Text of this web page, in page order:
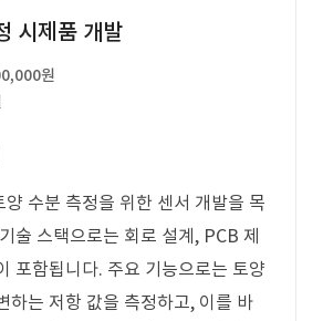
시제품 개발
원
양 수분 측정을 위한 센서 개발을 목
술 스택으로는 회로 설계, PCB 제
포함됩니다. 주요 기능으로는 토양
하는 저항 값을 측정하고, 이를 바